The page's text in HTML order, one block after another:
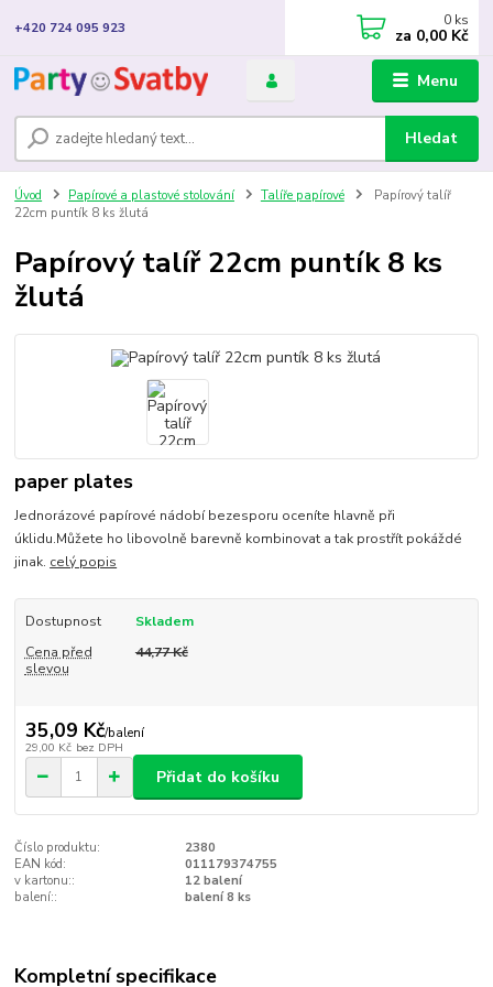
Menu
Hledat
+420 724 095 923 0 ks
za 0,00 Kč
Úvod Papírové a plastové stolování Talíře papírové
Papírový talíř
22cm puntík 8 ks žlutá
Papírový talíř 22cm puntík 8 ks
žlutá
paper plates
Jednorázové papírové nádobí bezesporu oceníte hlavně při
úklidu.Můžete ho libovolně barevně kombinovat a tak prostřít pokáždé
jinak. celý popis
Dostupnost
Skladem
Cena před
slevou
44,77 Kč
35,09 Kč/balení
29,00 Kč bez DPH
Přidat do košíku
Číslo produktu:
2380
EAN kód:
011179374755
v kartonu::
12 balení
balení::
balení 8 ks
Kompletní specifikace